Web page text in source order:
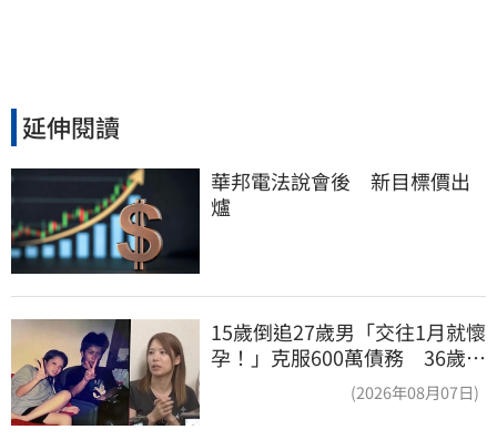
延伸閱讀
華邦電法說會後　新目標價出
爐
15歲倒追27歲男「交往1月就懷
孕！」克服600萬債務 36歲美
(2026年08月07日)